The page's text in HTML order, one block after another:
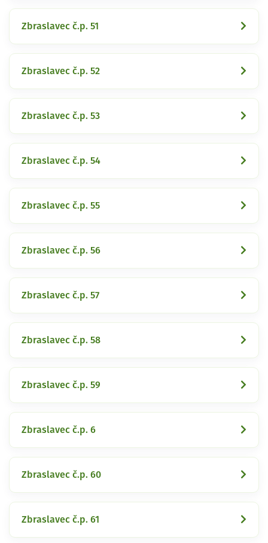
Zbraslavec č.p. 51
Zbraslavec č.p. 52
Zbraslavec č.p. 53
Zbraslavec č.p. 54
Zbraslavec č.p. 55
Zbraslavec č.p. 56
Zbraslavec č.p. 57
Zbraslavec č.p. 58
Zbraslavec č.p. 59
Zbraslavec č.p. 6
Zbraslavec č.p. 60
Zbraslavec č.p. 61